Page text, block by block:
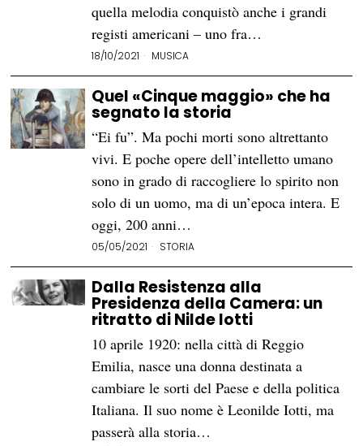
quella melodia conquistò anche i grandi
registi americani – uno fra…
18/10/2021 MUSICA
Quel «Cinque maggio» che ha
segnato la storia
“Ei fu”. Ma pochi morti sono altrettanto
vivi. E poche opere dell’intelletto umano
sono in grado di raccogliere lo spirito non
solo di un uomo, ma di un’epoca intera. E
oggi, 200 anni…
05/05/2021 STORIA
Dalla Resistenza alla
Presidenza della Camera: un
ritratto di Nilde Iotti
10 aprile 1920: nella città di Reggio
Emilia, nasce una donna destinata a
cambiare le sorti del Paese e della politica
Italiana. Il suo nome è Leonilde Iotti, ma
passerà alla storia…